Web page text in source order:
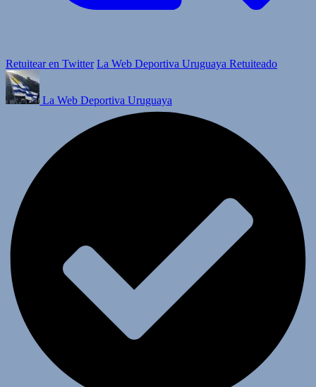
Retuitear en Twitter La Web Deportiva Uruguaya Retuiteado
La Web Deportiva Uruguaya